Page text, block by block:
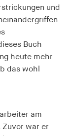
und
Buch
heute mehr
das wohl
am
Zuvor war er